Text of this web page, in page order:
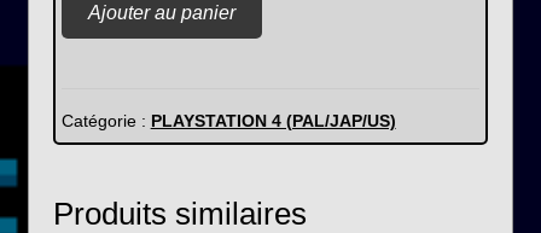
de
sport
Playstation
Ajouter au panier
Catégorie : PLAYSTATION 4 (PAL/JAP/US)
Produits similaires